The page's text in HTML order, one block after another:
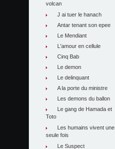
volcan
J ai tuer le hanach
Antar tenant son epee
Le Mendiant
L'amour en cellule
Cinq Bab
Le demon
Le delinquant
A la porte du ministre
Les demons du ballon
Le gang de Hamada et
Toto
Les humains vivent une
seule fois
Le Suspect